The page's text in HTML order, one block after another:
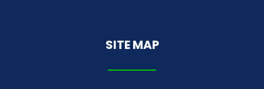
SITE MAP